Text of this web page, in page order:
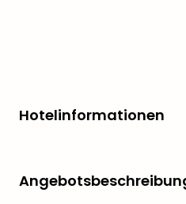
Hotelinformationen